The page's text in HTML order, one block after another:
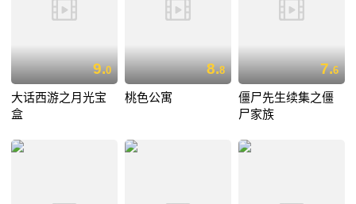
9.0
大话西游之月光宝
盒
8.8
桃色公寓
7.6
僵尸先生续集之僵
尸家族